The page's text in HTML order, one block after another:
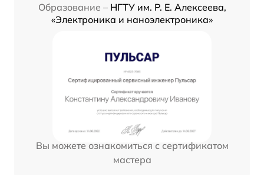
Образование – НГТУ им. Р. Е. Алексеева,
«Электроника и наноэлектроника»
Вы можете ознакомиться с сертификатом
мастера